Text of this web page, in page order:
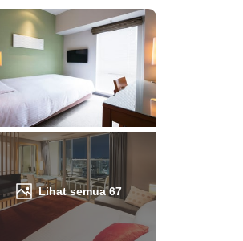
Lihat semua67